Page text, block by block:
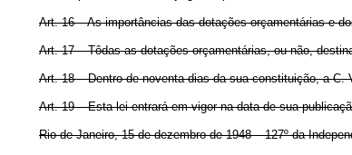
Art. 16 – As importâncias das dotações orçamentárias e
Art. 17 – Tôdas as dotações orçamentárias, ou não,
Art. 18 – Dentro de noventa dias da sua constituição, a
Art. 19 – Esta lei entrará em vigor na data de sua
Rio de Janeiro, 15 de dezembro de 1948 – 127º da